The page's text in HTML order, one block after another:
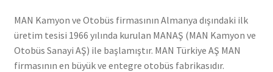
MAN Kamyon ve Otobüs firmasının Almanya dışındaki ilk
üretim tesisi 1966 yılında kurulan MANAŞ (MAN Kamyon ve
Otobüs Sanayi AŞ) ile başlamıştır. MAN Türkiye AŞ MAN
firmasının en büyük ve entegre otobüs fabrikasıdır.